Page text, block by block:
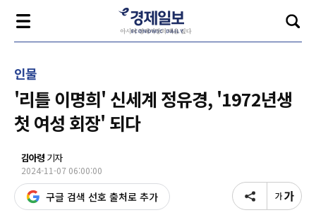
인물
'리틀 이명희' 신세계 정유경, '1972년생
첫 여성 회장' 되다
김아령 기자
2024-11-07 06:00:00
구글 검색 선호 출처로 추가